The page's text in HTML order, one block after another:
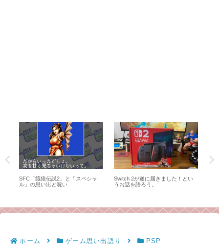
SFC「餓狼伝説2」と「スペシャ
ル」の思い出と呪い
Switch 2が遂に届きました！とい
うお話を語ろう。
ホーム ゲーム思い出語り PSP